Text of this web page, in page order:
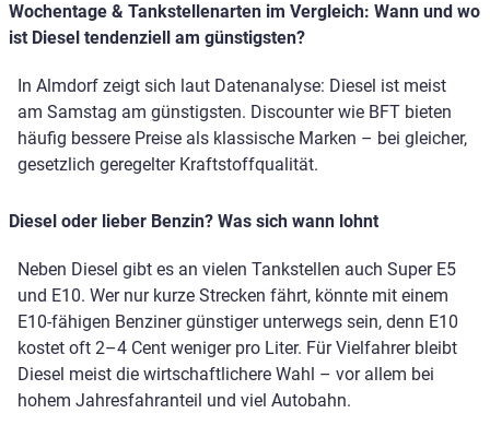
Wochentage & Tankstellenarten im Vergleich: Wann und wo
ist Diesel tendenziell am günstigsten?
In Almdorf zeigt sich laut Datenanalyse: Diesel ist meist
am Samstag am günstigsten. Discounter wie BFT bieten
häufig bessere Preise als klassische Marken – bei gleicher,
gesetzlich geregelter Kraftstoffqualität.
Diesel oder lieber Benzin? Was sich wann lohnt
Neben Diesel gibt es an vielen Tankstellen auch Super E5
und E10. Wer nur kurze Strecken fährt, könnte mit einem
E10-fähigen Benziner günstiger unterwegs sein, denn E10
kostet oft 2–4 Cent weniger pro Liter. Für Vielfahrer bleibt
Diesel meist die wirtschaftlichere Wahl – vor allem bei
hohem Jahresfahranteil und viel Autobahn.